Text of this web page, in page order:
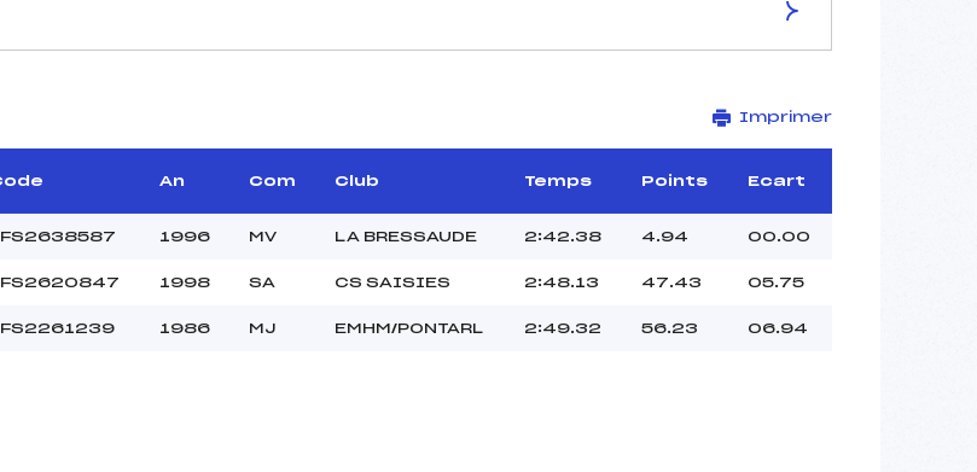
–
TOBLACH
Distance :
1.3 km
Point Haut :
Homologation :
Imprimer
An Com Club Temps Points Ecart
1996 MV LA BRESSAUDE 2:42.38 4.94 00.00
1998 SA CS SAISIES 2:48.13 47.43 05.75
1986 MJ EMHM/PONTARL 2:49.32 56.23 06.94